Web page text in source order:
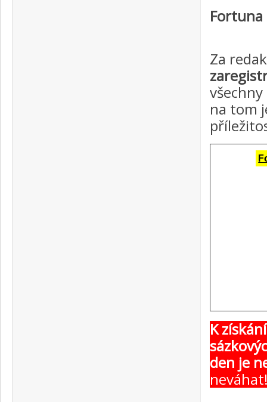
Fortuna
Za
na tom
K
den je